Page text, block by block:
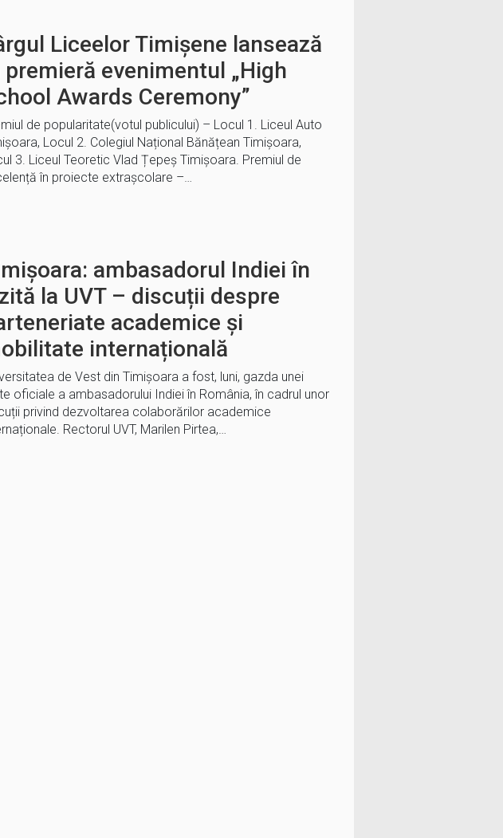
Liceelor Timișene lansează
premieră evenimentul „High
Awards Ceremony”
de popularitate(votul publicului) – Locul 1. Liceul Auto
Locul 2. Colegiul Național Bănățean Timișoara,
3. Liceul Teoretic Vlad Țepeș Timișoara. Premiul de
în proiecte extrașcolare –…
ambasadorul Indiei în
la UVT – discuții despre
academice și
internațională
de Vest din Timișoara a fost, luni, gazda unei
oficiale a ambasadorului Indiei în România, în cadrul unor
privind dezvoltarea colaborărilor academice
Rectorul UVT, Marilen Pirtea,…